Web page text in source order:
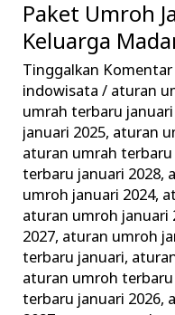
Paket Umroh
Keluarga
Tinggalkan Komentar
indowisata/ aturan
umrah terbaru januari
januari 2025, aturan
aturan umrah terbaru
terbaru januari 2028,
umroh januari 2024,
aturan umroh januari
2027, aturan umroh
terbaru januari,
aturan umroh
terbaru januari 2026,
Paket
Umroh
Januari
Tahun
ini
Keluarga
Madani